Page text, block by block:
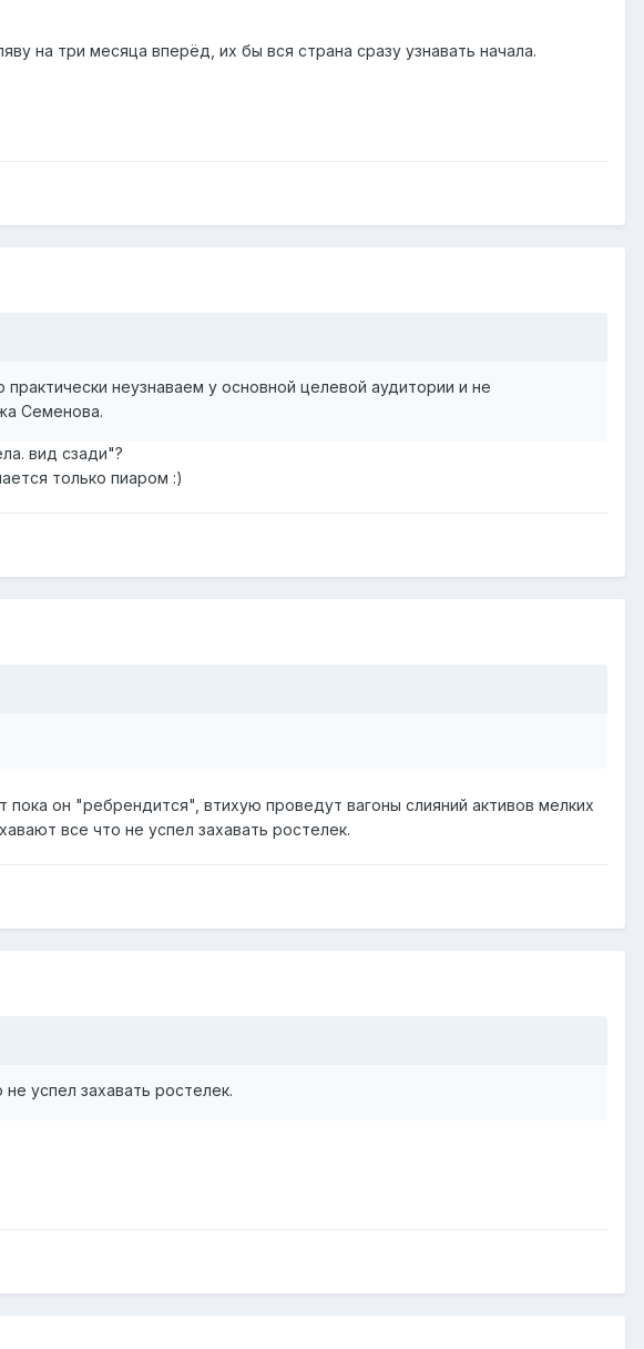
на три месяца вперёд, их бы вся страна сразу узнавать начала.
неузнаваем у основной целевой аудитории и не
Семенова.
вид сзади"?
только пиаром :)
он "ребрендится", втихую проведут вагоны слияний активов мелких
все что не успел захавать ростелек.
успел захавать ростелек.